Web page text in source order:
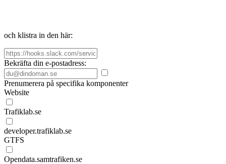
och klistra in den här:
Bekräfta din e-postadress:
Prenumerera på specifika komponenter
Website
Trafiklab.se
developer.trafiklab.se
GTFS
Opendata.samtrafiken.se